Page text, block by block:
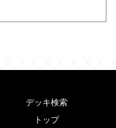
デッキ検索
トップ